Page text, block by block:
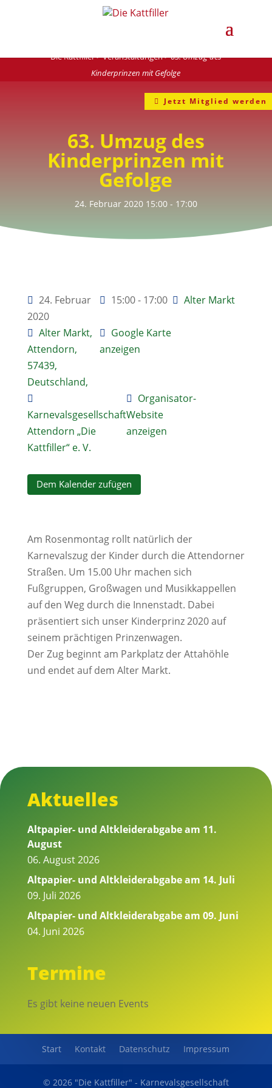
Die Kattfiller>Veranstaltungen>63. Umzug des
Kinderprinzen mit Gefolge
Jetzt Mitglied werden
63. Umzug des
Kinderprinzen mit
Gefolge
24. Februar 202015:00- 17:00
24. Februar
2020
15:00 - 17:00 Alter Markt
Alter Markt,
Attendorn,
57439,
Deutschland,
Google Karte
anzeigen
Karnevalsgesellschaft
Attendorn „Die
Kattfiller“ e. V.
Organisator-
Website
anzeigen
Dem Kalender zufügen
Am Rosenmontag rollt natürlich der
Karnevalszug der Kinder durch die Attendorner
Straßen. Um 15.00 Uhr machen sich
Fußgruppen, Großwagen und Musikkappellen
auf den Weg durch die Innenstadt. Dabei
präsentiert sich unser Kinderprinz 2020 auf
seinem prächtigen Prinzenwagen.
Der Zug beginnt am Parkplatz der Attahöhle
und endet auf dem Alter Markt.
Aktuelles
Altpapier- und Altkleiderabgabe am 11.
August
06. August 2026
Altpapier- und Altkleiderabgabe am 14. Juli
09. Juli 2026
Altpapier- und Altkleiderabgabe am 09. Juni
04. Juni 2026
Termine
Es gibt keine neuen Events
Start Kontakt Datenschutz Impressum
© 2026 "Die Kattfiller" - Karnevalsgesellschaft